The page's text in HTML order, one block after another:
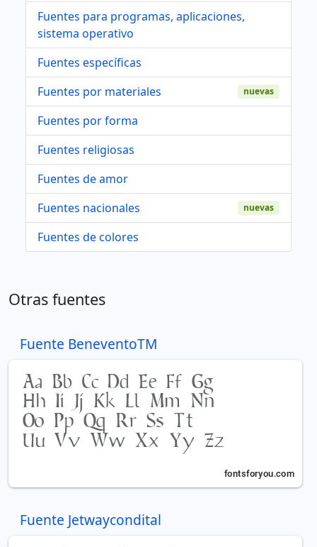
Fuentes para programas, aplicaciones,
sistema operativo
Fuentes específicas
Fuentes por materiales
nuevas
Fuentes por forma
Fuentes religiosas
Fuentes de amor
Fuentes nacionales
nuevas
Fuentes de colores
Otras fuentes
Fuente BeneventoTM
Fuente Jetwaycondital